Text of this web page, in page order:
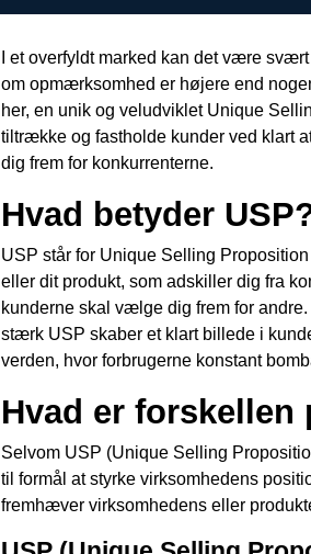
I et overfyldt marked kan det være
om opmærksomhed er højere end
her, en unik og veludviklet Unique
tiltrække og fastholde kunder ved klart
dig frem for konkurrenterne.
Hvad betyder
USP står for Unique Selling
eller dit produkt, som adskiller dig fra
kunderne skal vælge dig frem for
stærk USP skaber et klart billede i
verden, hvor forbrugerne konstant
Hvad er forskellen
Selvom USP (Unique Selling
til formål at styrke virksomhedens
fremhæver virksomhedens eller